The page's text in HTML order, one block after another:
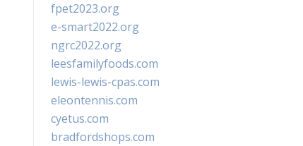
fpet2023.org
e-smart2022.org
ngrc2022.org
leesfamilyfoods.com
lewis-lewis-cpas.com
eleontennis.com
cyetus.com
bradfordshops.com